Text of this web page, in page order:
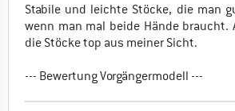
Stabile und leichte Stöcke, die man
wenn man mal beide Hände braucht.
die Stöcke top aus meiner Sicht.
--- Bewertung Vorgängermodell ---